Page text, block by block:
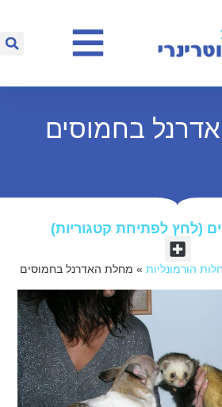
בחמוסים
(לחץ לפתיחת קטגוריות)​
הורמונליות » מחלת האדרנל בחמוסים